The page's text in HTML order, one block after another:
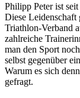
Philipp Peter ist
Diese Leidenschaft
Triathlon-Verband
zahlreiche
man den Sport
selbst gegenüber
Warum es sich
gefragt.